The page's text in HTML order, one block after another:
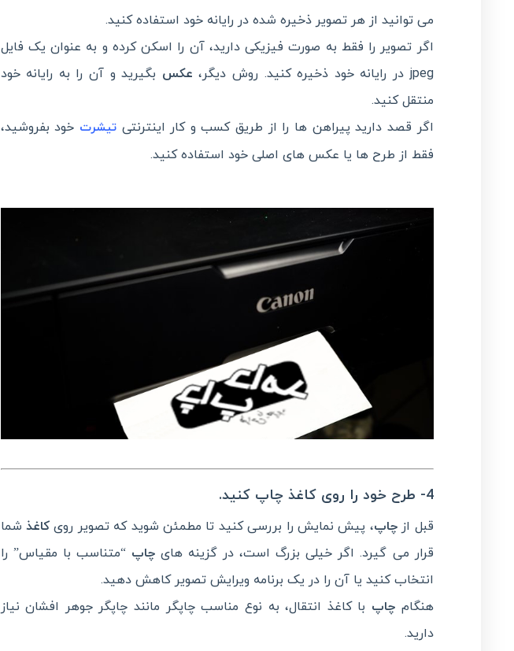
می توانید از هر تصویر ذخیره شده در رایانه خود استفاده کنید.
اگر تصویر را فقط به صورت فیزیکی دارید، آن را اسکن کرده و به عنوان یک فایل
jpeg در رایانه خود ذخیره کنید. روش دیگر،
عکس بگیرید و آن را به رایانه خود
منتقل کنید.
اگر قصد دارید پیراهن ها را از طریق کسب و کار اینترنتی تیشرت خود بفروشید،
فقط از طرح ها یا عکس های اصلی خود استفاده کنید.
4- طرح خود را روی کاغذچاپ کنید.
قبل ازچاپ، پیش نمایش را بررسی کنید تا مطمئن شوید که تصویر روی کاغذشما
قرار می گیرد. اگر خیلی بزرگ است، در گزینه هایچاپ “متناسب با مقیاس” را
انتخاب کنید یا آن را در یک برنامه ویرایش تصویر کاهش دهید.
هنگام چاپ با کاغذ انتقال، به نوع مناسب چاپگر مانند چاپگر جوهر افشان نیاز
دارید.